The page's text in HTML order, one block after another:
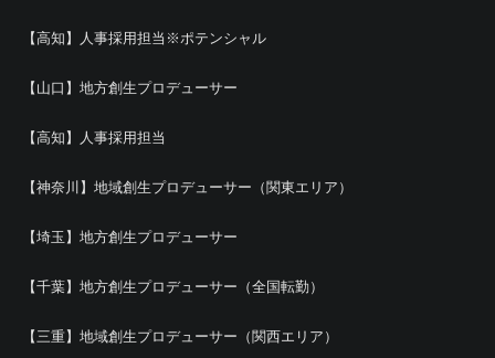
【高知】人事採用担当※ポテンシャル
【山口】地方創生プロデューサー
【高知】人事採用担当
【神奈川】地域創生プロデューサー（関東エリア）
【埼玉】地方創生プロデューサー
【千葉】地方創生プロデューサー（全国転勤）
【三重】地域創生プロデューサー（関西エリア）